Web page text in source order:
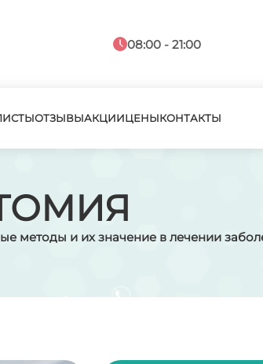
08:00 - 21:00
ОТЗЫВЫАКЦИИЦЕНЫКОНТАКТЫ
методы и их значение в лечении